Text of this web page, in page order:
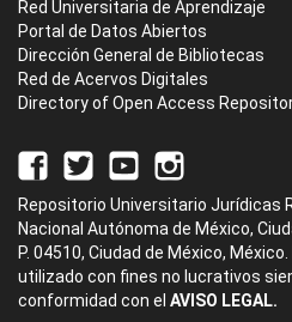
Red Universitaria de Aprendizaje
Portal de Datos Abiertos
Dirección General de Bibliotecas
Red de Acervos Digitales
Directory of Open Access
Repositorio Universitario Jurídicas
Nacional Autónoma de México,
P. 04510, Ciudad de México,
utilizado con fines no lucrativos
conformidad con el AVISO LEGAL.